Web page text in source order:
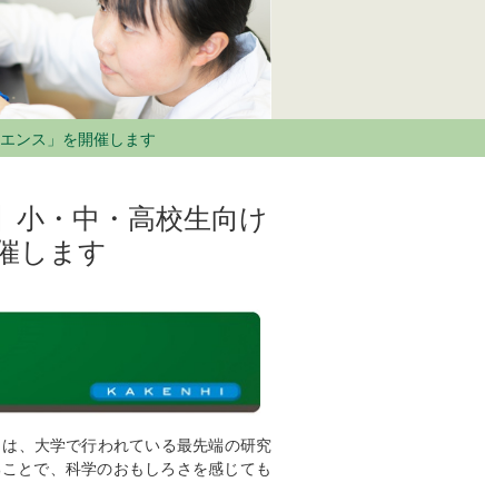
ンス」を開催します
小・中・高校生向け
します
、大学で行われている最先端の研究
とで、科学のおもしろさを感じても